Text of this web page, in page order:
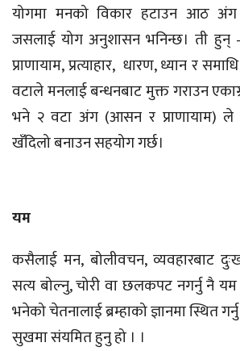
योगमा मनको विकार हटाउन आठ अंग
जसलाई योग अनुशासन भनिन्छ। ती
प्राणायाम, प्रत्याहार, धारण, ध्यान र
वटाले मनलाई बन्धनबाट मुक्त गराउन
भने २ वटा अंग (आसन र प्राणायाम) ले
खँदिलो बनाउन सहयोग गर्छ।
यम
कसैलाई मन, बोलीवचन, व्यवहारबाट
सत्य बोल्नु, चोरी वा छलकपट नगर्नु नै यम
भनेको चेतनालाई ब्रम्हाको ज्ञानमा स्थित
सुखमा संयमित हुनु हो । ।